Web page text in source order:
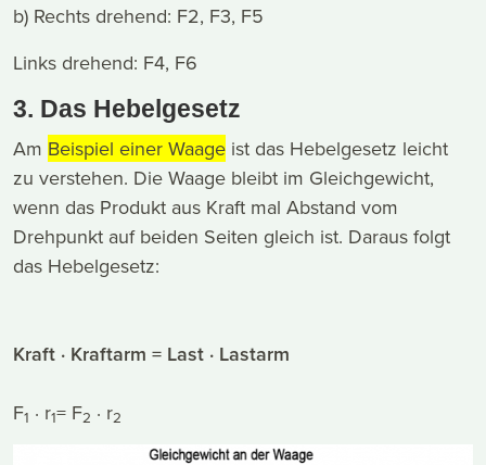
b) Rechts drehend: F2, F3, F5
Links drehend: F4, F6
3. Das Hebelgesetz
Am Beispiel einer Waage ist das Hebelgesetz leicht
zu verstehen. Die Waage bleibt im Gleichgewicht,
wenn das Produkt aus Kraft mal Abstand vom
Drehpunkt auf beiden Seiten gleich ist. Daraus folgt
das Hebelgesetz:
Kraft · Kraftarm = Last · Lastarm
F1 · r1= F2 · r2